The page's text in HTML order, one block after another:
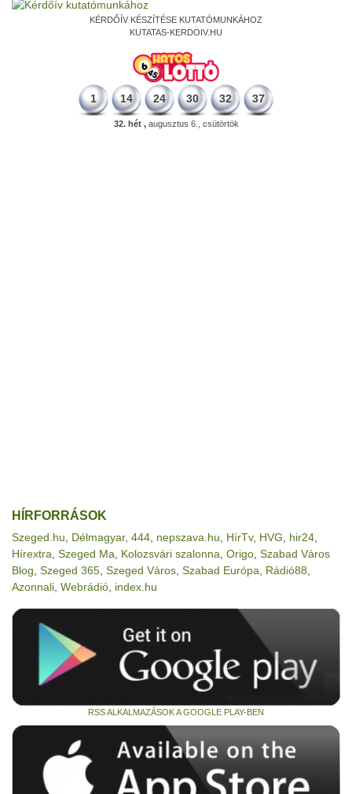
KÉRDŐÍV KÉSZÍTÉSE KUTATÓMUNKÁHOZ
KUTATAS-KERDOIV.HU
1 14 24 30 32 37
32. hét ,augusztus 6., csütörtök
HÍRFORRÁSOK
Szeged.hu Délmagyar, 444 nepszava.hu HírTv, HVG hir24
Hírextra Szeged Ma Kolozsvári szalonna Origo Szabad Város
Blog Szeged 365 Szeged Város Szabad Európa Rádió88
Azonnali Webrádió index.hu
RSS ALKALMAZÁSOK A GOOGLE PLAY-BEN